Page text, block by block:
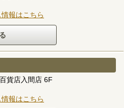
報はこちら
貨店入間店 6F
報はこちら